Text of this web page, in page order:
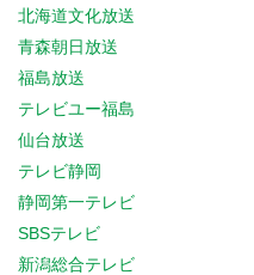
北海道文化放送
青森朝日放送
福島放送
テレビユー福島
仙台放送
テレビ静岡
静岡第一テレビ
SBSテレビ
新潟総合テレビ